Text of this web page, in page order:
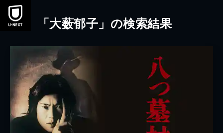
本文へスキップ
「大薮郁子」の検索結果